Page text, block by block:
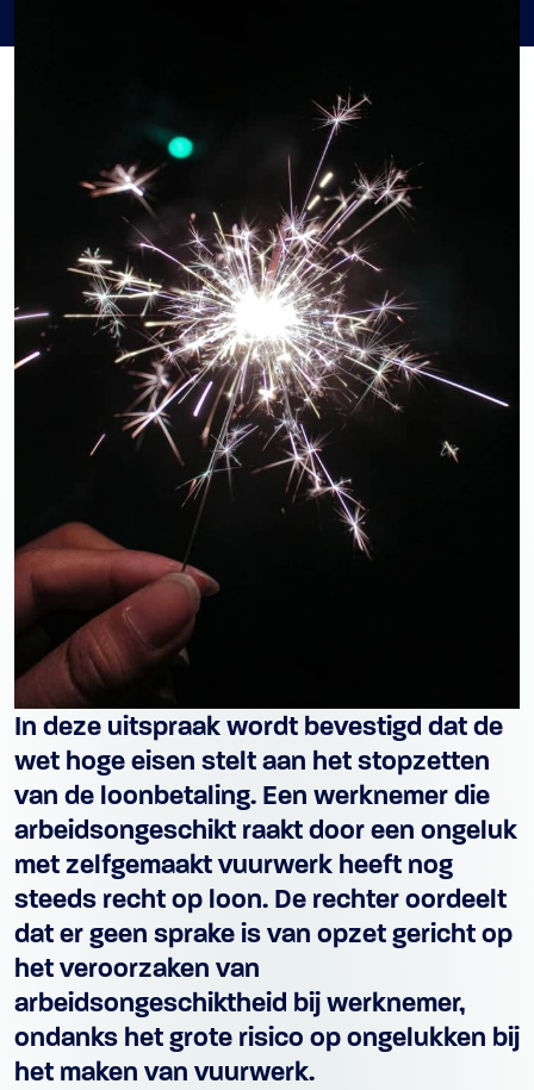
In deze uitspraak wordt bevestigd dat de
wet hoge eisen stelt aan het stopzetten
van de loonbetaling. Een werknemer die
arbeidsongeschikt raakt door een ongeluk
met zelfgemaakt vuurwerk heeft nog
steeds recht op loon. De rechter oordeelt
dat er geen sprake is van opzet gericht op
het veroorzaken van
arbeidsongeschiktheid bij werknemer,
ondanks het grote risico op ongelukken bij
het maken van vuurwerk.